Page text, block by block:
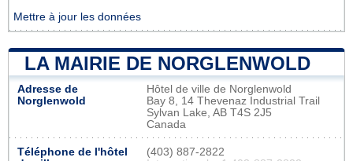
Mettre à jour les données
LA MAIRIE DE NORGLENWOLD
Adresse de
Norglenwold
Hôtel de ville de Norglenwold
Bay 8, 14 Thevenaz Industrial Trail
Sylvan Lake, AB T4S 2J5
Canada
Téléphone de l'hôtel
(403) 887-2822